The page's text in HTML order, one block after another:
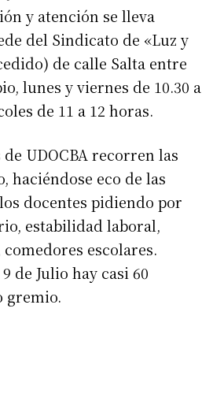
electrónico*
y atención se lleva
del Sindicato de «Luz y
de calle Salta entre
lunes y viernes de 10.30 a
de 11 a 12 horas.
UDOCBA recorren las
haciéndose eco de las
docentes pidiendo por
estabilidad laboral,
escolares.
de Julio hay casi 60
gremio.